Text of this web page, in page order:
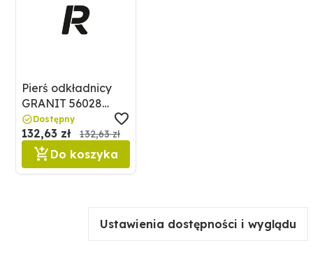
Pierś odkładnicy
GRANIT 56028
619279
Dostępny
132,63 zł 132,63 zł
Do koszyka
Ustawienia dostępności i wyglądu